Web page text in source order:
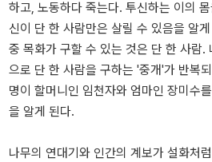
하고, 노동하다 죽는다. 투신하는 이의
신이 단 한 사람만은 살릴 수 있음을 알
중 목화가 구할 수 있는 것은 단 한 사람.
으로 단 한 사람을 구하는 '중개'가 반복
명이 할머니인 임천자와 엄마인 장미수
을 알게 된다.
나무의 연대기와 인간의 계보가 설화처